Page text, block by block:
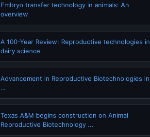
Embryo transfer technology in animals: An
overview
A 100-Year Review: Reproductive technologies in
dairy science
Advancement in Reproductive Biotechnologies in
…
Texas A&M begins construction on Animal
Reproductive Biotechnology ...